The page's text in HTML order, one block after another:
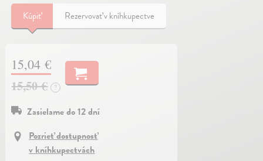
Kúpiť Rezervovať v kníhkupectve
15,04 €
15,50 €
?
Zasielame do 12 dní
Pozrieť dostupnosť
v kníhkupectvách